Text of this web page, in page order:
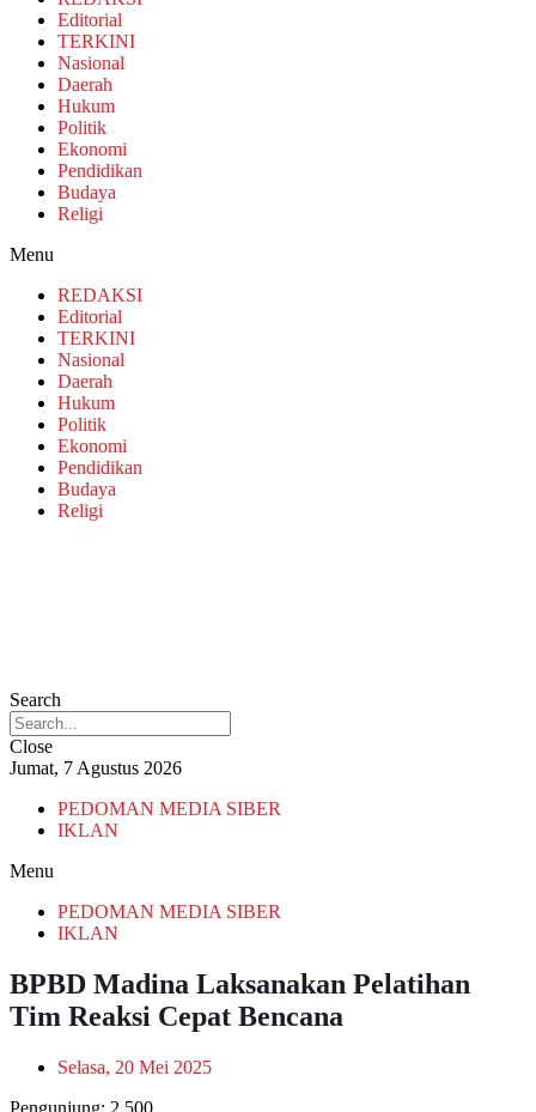
Editorial
TERKINI
Nasional
Daerah
Hukum
Politik
Ekonomi
Pendidikan
Budaya
Religi
Menu
REDAKSI
Editorial
TERKINI
Nasional
Daerah
Hukum
Politik
Ekonomi
Pendidikan
Budaya
Religi
Search
Close
Jumat, 7 Agustus 2026
PEDOMAN MEDIA SIBER
IKLAN
Menu
PEDOMAN MEDIA SIBER
IKLAN
BPBD Madina Laksanakan Pelatihan
Tim Reaksi Cepat Bencana
Selasa, 20 Mei 2025
Pengunjung: 2,500